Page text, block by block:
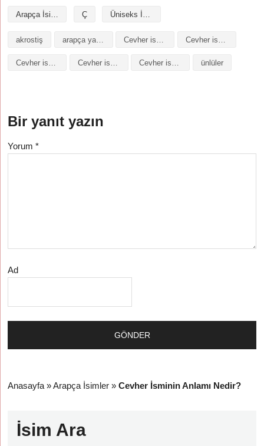
Arapça İsimler Ç Üniseks İsimler
akrostiş arapça yazılışı
Cevher isminin baş harfleriyle şiir Cevher isminin kökeni Cevher isminin numerolojisi ünlüler
Bir yanıt yazın
Yorum*
Ad
Anasayfa »Arapça İsimler »Cevher İsminin Anlamı Nedir?
İsim Ara